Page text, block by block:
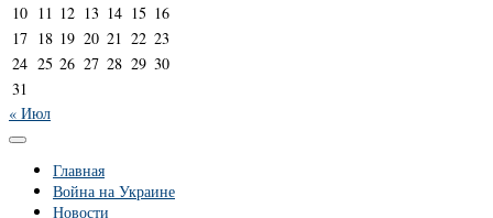
10 11 12 13 14 15 16
17 18 19 20 21 22 23
24 25 26 27 28 29 30
31
« Июл
Главная
Война на Украине
Новости